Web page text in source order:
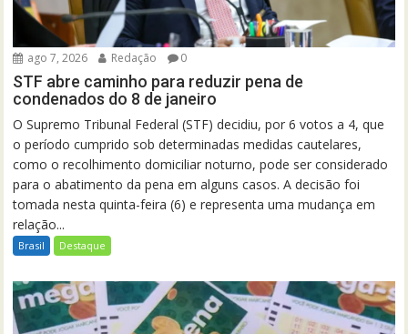
ago 7, 2026 Redação 0
STF abre caminho para reduzir pena de
condenados do 8 de janeiro
O Supremo Tribunal Federal (STF) decidiu, por 6 votos a 4, que
o período cumprido sob determinadas medidas cautelares,
como o recolhimento domiciliar noturno, pode ser considerado
para o abatimento da pena em alguns casos. A decisão foi
tomada nesta quinta-feira (6) e representa uma mudança em
relação...
Brasil Destaque